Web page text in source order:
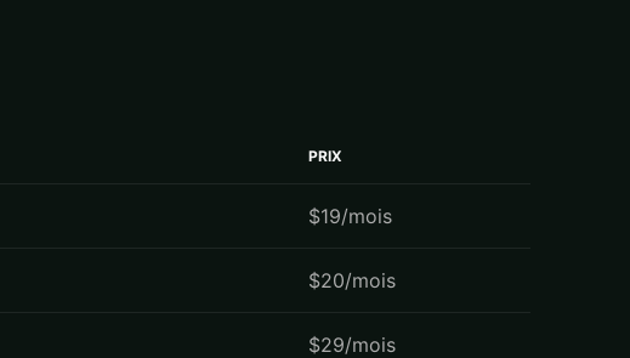
PRIX
$19/mois
$20/mois
$29/mois